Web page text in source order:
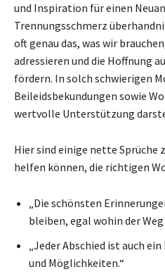
und Inspiration für einen
Trennungsschmerz
oft genau das, was wir
adressieren und die Hoffnung
fördern. In solch schwierigen
Beileidsbekundungen sowie
wertvolle Unterstützung
Hier sind einige nette Sprüche
helfen können, die richtigen
„Die schönsten
bleiben, egal wohin der
„Jeder Abschied ist auch
und Möglichkeiten.“